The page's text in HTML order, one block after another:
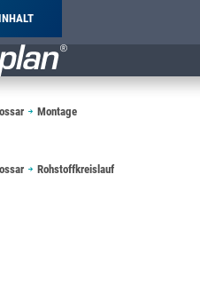
Montage
Rohstoffkreislauf